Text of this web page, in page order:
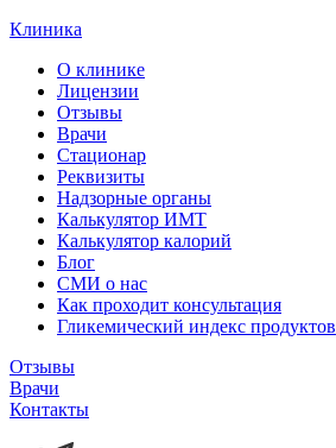
Клиника
О клинике
Лицензии
Отзывы
Врачи
Стационар
Реквизиты
Надзорные органы
Калькулятор ИМТ
Калькулятор калорий
Блог
СМИ о нас
Как проходит консультация
Гликемический индекс продуктов
Отзывы
Врачи
Контакты